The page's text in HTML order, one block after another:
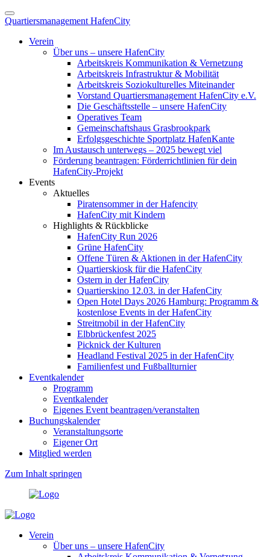
Quartiersmanagement HafenCity
Verein
Über uns – unsere HafenCity
Arbeitskreis Kommunikation & Vernetzung
Arbeitskreis Infrastruktur & Mobilität
Arbeitskreis Soziokulturelles Miteinander
Vorstand Quartiersmanagement HafenCity e.V.
Die Geschäftsstelle – unsere HafenCity
Operatives Team
Gemeinschaftshaus Grasbrookpark
Erfolgsgeschichte Sportplatz HafenKante
Im Austausch unterwegs – 2025 bewegt viel
Förderung beantragen: Förderrichtlinien für dein
HafenCity-Projekt
Events
Aktuelles
Piratensommer in der Hafencity
HafenCity mit Kindern
Highlights & Rückblicke
HafenCity Run 2026
Grüne HafenCity
Offene Türen & Aktionen in der HafenCity
Quartierskiosk für die HafenCity
Ostern in der HafenCity
Quartierskino 12.03. in der HafenCity
Open Hotel Days 2026 Hamburg: Programm &
kostenlose Events in der HafenCity
Streitmobil in der HafenCity
Elbbrückenfest 2025
Picknick der Kulturen
Headland Festival 2025 in der HafenCity
Familienfest und Fußballturnier
Eventkalender
Programm
Eventkalender
Eigenes Event beantragen/veranstalten
Buchungskalender
Veranstaltungsorte
Eigener Ort
Mitglied werden
Zum Inhalt springen
Verein
Über uns – unsere HafenCity